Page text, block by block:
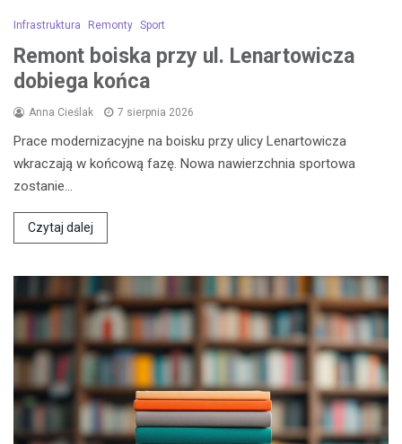
Infrastruktura Remonty Sport
Remont boiska przy ul. Lenartowicza
dobiega końca
Anna Cieślak 7 sierpnia 2026
Prace modernizacyjne na boisku przy ulicy Lenartowicza
wkraczają w końcową fazę. Nowa nawierzchnia sportowa
zostanie…
Czytaj dalej